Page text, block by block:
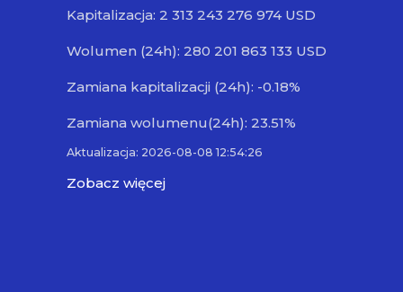
Kapitalizacja: 2 313 243 276 974 USD
Wolumen (24h): 280 201 863 133 USD
Zamiana kapitalizacji (24h): -0.18%
Zamiana wolumenu(24h): 23.51%
Aktualizacja: 2026-08-08 12:54:26
Zobacz więcej